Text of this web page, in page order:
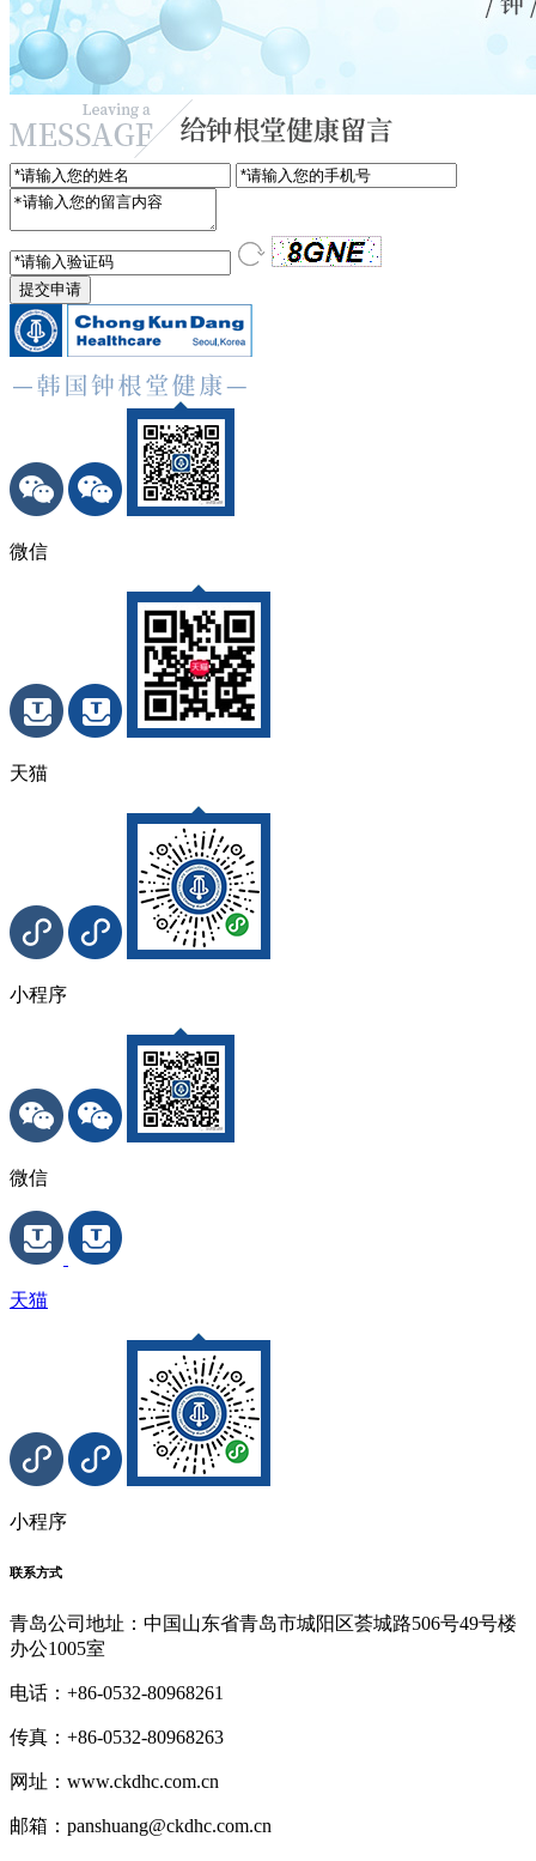
微信
天猫
小程序
微信
天猫
小程序
联系方式
青岛公司地址：中国山东省青岛市城阳区荟城路506号49号楼
办公1005室
电话：+86-0532-80968261
传真：+86-0532-80968263
网址：www.ckdhc.com.cn
邮箱：panshuang@ckdhc.com.cn